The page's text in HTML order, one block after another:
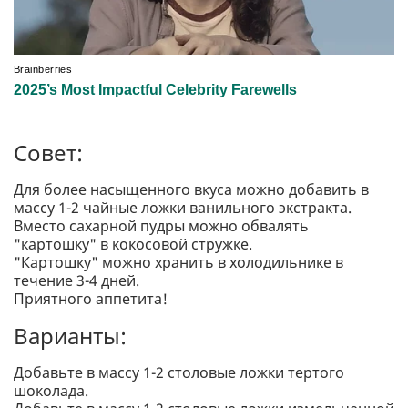
Совет:
Для более насыщенного вкуса можно добавить в
массу 1-2 чайные ложки ванильного экстракта.
Вместо сахарной пудры можно обвалять
"картошку" в кокосовой стружке.
"Картошку" можно хранить в холодильнике в
течение 3-4 дней.
Приятного аппетита!
Варианты:
Добавьте в массу 1-2 столовые ложки тертого
шоколада.